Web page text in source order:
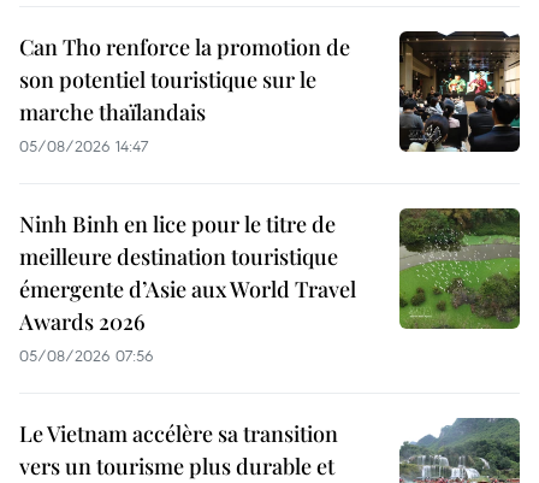
Can Tho renforce la promotion de
son potentiel touristique sur le
marche thaïlandais
05/08/2026 14:47
Ninh Binh en lice pour le titre de
meilleure destination touristique
émergente d’Asie aux World Travel
Awards 2026
05/08/2026 07:56
Le Vietnam accélère sa transition
vers un tourisme plus durable et